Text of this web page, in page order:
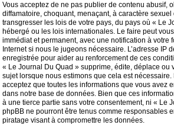
Vous acceptez de ne pas publier de contenu abusif,
diffamatoire, choquant, menaçant, à caractère
transgresser les lois de votre pays, du pays où « Le
hébergé ou les lois internationales. Le faire peut
immédiat et permanent, avec une notification à votre
Internet si nous le jugeons nécessaire. L’adresse IP
enregistrée pour aider au renforcement de ces
« Le Journal Du Quad » supprime, édite, déplace ou
sujet lorsque nous estimons que cela est nécessaire.
acceptez que toutes les informations que vous avez
dans notre base de données. Bien que ces
à une tierce partie sans votre consentement, ni « Le
phpBB ne pourront être tenus comme responsables
piratage visant à compromettre les données.